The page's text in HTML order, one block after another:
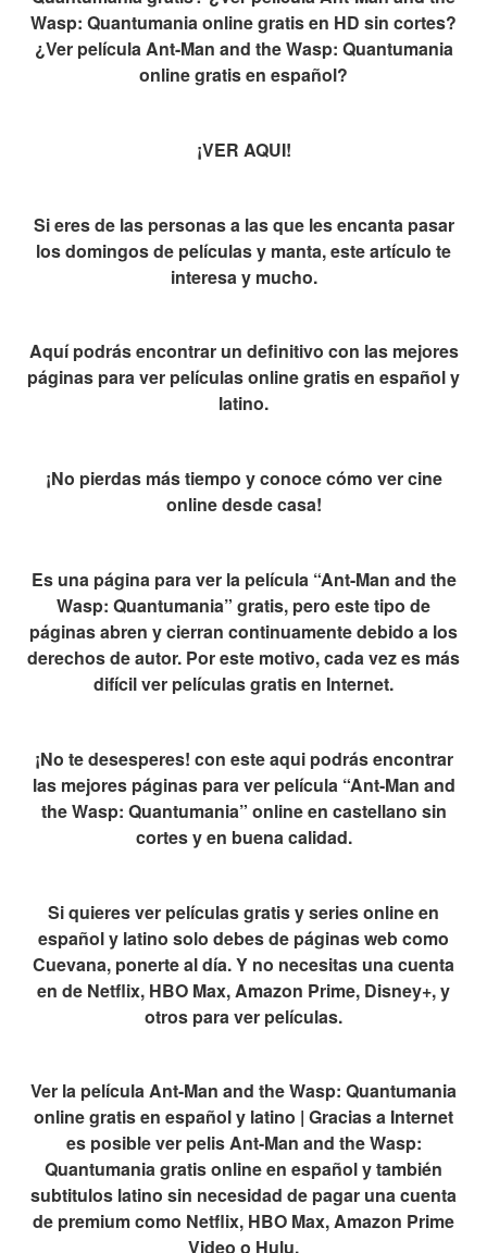
Wasp: Quantumania online gratis en HD sin cortes?
¿Ver película Ant-Man and the Wasp: Quantumania
online gratis en español?
¡VER AQUI!
Si eres de las personas a las que les encanta pasar
los domingos de películas y manta, este artículo te
interesa y mucho.
Aquí podrás encontrar un definitivo con las mejores
páginas para ver películas online gratis en español y
latino.
¡No pierdas más tiempo y conoce cómo ver cine
online desde casa!
Es una página para ver la película “Ant-Man and the
Wasp: Quantumania” gratis, pero este tipo de
páginas abren y cierran continuamente debido a los
derechos de autor. Por este motivo, cada vez es más
difícil ver películas gratis en Internet.
¡No te desesperes! con este aqui podrás encontrar
las mejores páginas para ver película “Ant-Man and
the Wasp: Quantumania” online en castellano sin
cortes y en buena calidad.
Si quieres ver películas gratis y series online en
español y latino solo debes de páginas web como
Cuevana, ponerte al día. Y no necesitas una cuenta
en de Netflix, HBO Max, Amazon Prime, Disney+, y
otros para ver películas.
Ver la película Ant-Man and the Wasp: Quantumania
online gratis en español y latino | Gracias a Internet
es posible ver pelis Ant-Man and the Wasp:
Quantumania gratis online en español y también
subtitulos latino sin necesidad de pagar una cuenta
de premium como Netflix, HBO Max, Amazon Prime
Video o Hulu.